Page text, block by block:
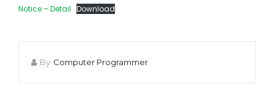
Notice – Detail Download
By Computer Programmer